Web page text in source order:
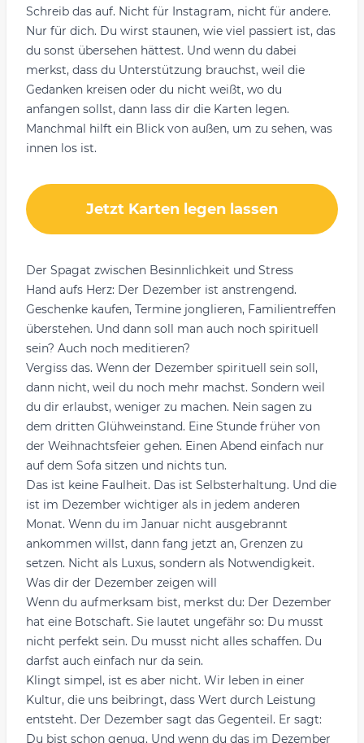
Schreib das auf. Nicht für Instagram, nicht für andere.
Nur für dich. Du wirst staunen, wie viel passiert ist, das
du sonst übersehen hättest. Und wenn du dabei
merkst, dass du Unterstützung brauchst, weil die
Gedanken kreisen oder du nicht weißt, wo du
anfangen sollst, dann lass dir die Karten legen.
Manchmal hilft ein Blick von außen, um zu sehen, was
innen los ist.
Jetzt Karten legen lassen
Der Spagat zwischen Besinnlichkeit und Stress
Hand aufs Herz: Der Dezember ist anstrengend.
Geschenke kaufen, Termine jonglieren, Familientreffen
überstehen. Und dann soll man auch noch spirituell
sein? Auch noch meditieren?
Vergiss das. Wenn der Dezember spirituell sein soll,
dann nicht, weil du noch mehr machst. Sondern weil
du dir erlaubst, weniger zu machen. Nein sagen zu
dem dritten Glühweinstand. Eine Stunde früher von
der Weihnachtsfeier gehen. Einen Abend einfach nur
auf dem Sofa sitzen und nichts tun.
Das ist keine Faulheit. Das ist Selbsterhaltung. Und die
ist im Dezember wichtiger als in jedem anderen
Monat. Wenn du im Januar nicht ausgebrannt
ankommen willst, dann fang jetzt an, Grenzen zu
setzen. Nicht als Luxus, sondern als Notwendigkeit.
Was dir der Dezember zeigen will
Wenn du aufmerksam bist, merkst du: Der Dezember
hat eine Botschaft. Sie lautet ungefähr so: Du musst
nicht perfekt sein. Du musst nicht alles schaffen. Du
darfst auch einfach nur da sein.
Klingt simpel, ist es aber nicht. Wir leben in einer
Kultur, die uns beibringt, dass Wert durch Leistung
entsteht. Der Dezember sagt das Gegenteil. Er sagt:
Du bist schon genug. Und wenn du das im Dezember